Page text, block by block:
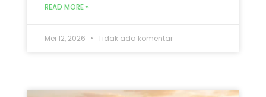
READ MORE »
Mei 12, 2026 Tidak ada komentar